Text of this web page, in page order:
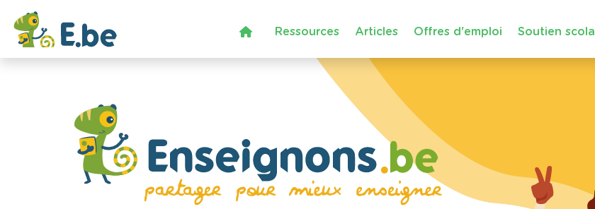
Ressources Articles Offres d'emploi Soutien